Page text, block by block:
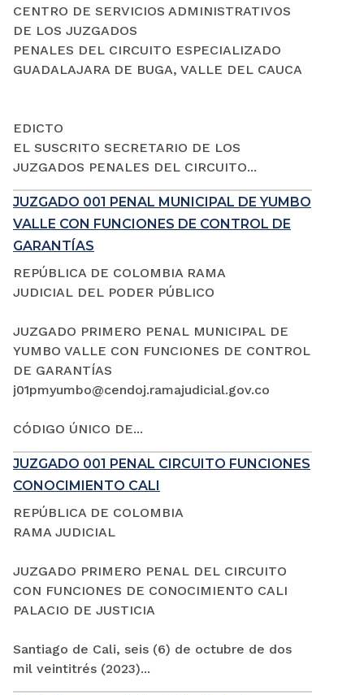
CENTRO DE SERVICIOS ADMINISTRATIVOS
DE LOS JUZGADOS
PENALES DEL CIRCUITO ESPECIALIZADO
GUADALAJARA DE BUGA, VALLE DEL CAUCA
EDICTO
EL SUSCRITO SECRETARIO DE LOS
JUZGADOS PENALES DEL CIRCUITO...
JUZGADO 001 PENAL MUNICIPAL DE YUMBO
VALLE CON FUNCIONES DE CONTROL DE
GARANTÍAS
REPÚBLICA DE COLOMBIA RAMA
JUDICIAL DEL PODER PÚBLICO
JUZGADO PRIMERO PENAL MUNICIPAL DE
YUMBO VALLE CON FUNCIONES DE CONTROL
DE GARANTÍAS
j01pmyumbo@cendoj.ramajudicial.gov.co
CÓDIGO ÚNICO DE...
JUZGADO 001 PENAL CIRCUITO FUNCIONES
CONOCIMIENTO CALI
REPÚBLICA DE COLOMBIA
RAMA JUDICIAL
JUZGADO PRIMERO PENAL DEL CIRCUITO
CON FUNCIONES DE CONOCIMIENTO CALI
PALACIO DE JUSTICIA
Santiago de Cali, seis (6) de octubre de dos
mil veintitrés (2023)...